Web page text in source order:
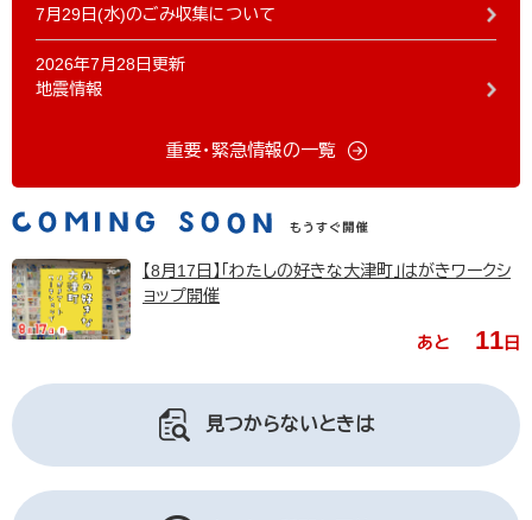
7月29日(水)のごみ収集について
2026年7月28日更新
地震情報
重要・緊急情報の一覧
【8月17日】「わたしの好きな大津町」はがきワークシ
ョップ開催
あと 11日
見つからないときは